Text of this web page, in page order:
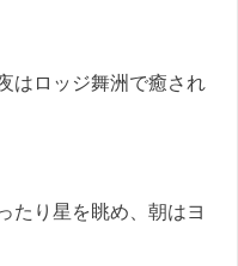
はロッジ舞洲で癒され
たり星を眺め、朝はヨ